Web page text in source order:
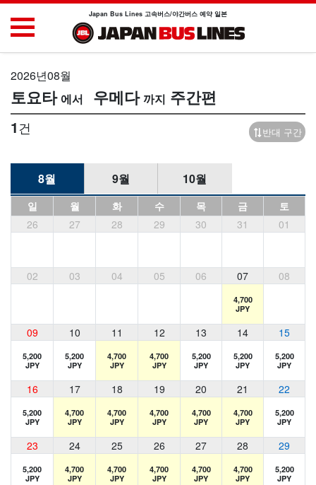
Japan Bus Lines 고속버스/야간버스 예약 일본
2026년08월
토요타 우메다 주간편
1건 반대 구간
8월 9월 10월
일 월 화 수 목 금
토
26
27 28 29 30 31 01
02 03 04 05 06 07 08
4,700
JPY
09 10 11 12 13 14 15
5,200
JPY
5,200
JPY
4,700
JPY
4,700
JPY
5,200
JPY
5,200
JPY
5,200
JPY
16 17 18 19 20 21 22
5,200
JPY
4,700
JPY
4,700
JPY
4,700
JPY
4,700
JPY
4,700
JPY
5,200
JPY
23 24 25 26 27 28 29
5,200
JPY
4,700
JPY
4,700
JPY
4,700
JPY
4,700
JPY
4,700
JPY
5,200
JPY